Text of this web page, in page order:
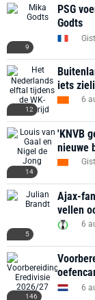
9
PSG
Godts
12
iets
6
14
'KNVB
nieuwe
5
Ajax-
vellen
6
146
6